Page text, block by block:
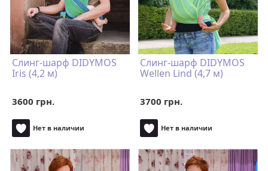
Слинг-шарф DIDYMOS
Iris (4,2 м)
3600 грн.
Нет в наличии
Слинг-шарф DIDYMOS
Wellen Lind (4,7 м)
3700 грн.
Нет в наличии